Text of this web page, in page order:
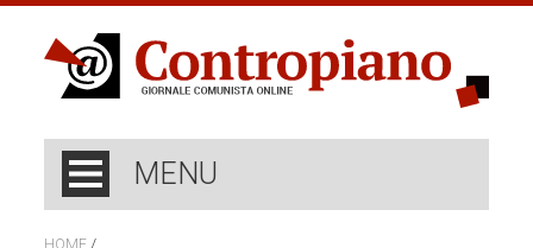
MENU
HOME /